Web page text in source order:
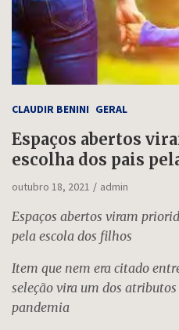
CLAUDIR BENINI GERAL
Espaços abertos
escolha dos pais
outubro 18, 2021 admin
Espaços abertos viram
pela escola dos filhos
Item que nem era citado
seleção vira um dos
pandemia